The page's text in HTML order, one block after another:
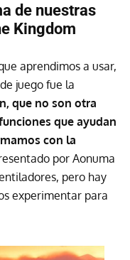
de nuestras
Kingdom
aprendimos a usar,
juego fue la
que no son otra
que ayudan
con la
por Aonuma
pero hay
experimentar para